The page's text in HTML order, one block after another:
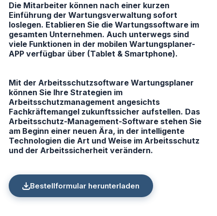
Die Mitarbeiter können nach einer kurzen
Einführung der Wartungsverwaltung sofort
loslegen. Etablieren Sie die Wartungssoftware im
gesamten Unternehmen. Auch unterwegs sind
viele Funktionen in der mobilen Wartungsplaner-
APP verfügbar über (Tablet & Smartphone).
Mit der Arbeitsschutzsoftware Wartungsplaner
können Sie Ihre Strategien im
Arbeitsschutzmanagement angesichts
Fachkräftemangel zukunftssicher aufstellen. Das
Arbeitsschutz-Management-Software stehen Sie
am Beginn einer neuen Ära, in der intelligente
Technologien die Art und Weise im Arbeitsschutz
und der Arbeitssicherheit verändern.
Bestellformular herunterladen